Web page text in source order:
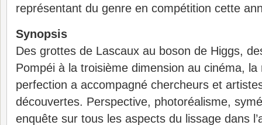
représentant du genre en compétition cette
Synopsis
Des grottes de Lascaux au boson de Higgs,
Pompéi à la troisième dimension au cinéma, la
perfection a accompagné chercheurs et
découvertes. Perspective, photoréalisme,
enquête sur tous les aspects du lissage dans